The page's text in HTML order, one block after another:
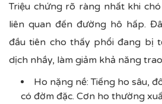
Triệu chứng rõ ràng nhất khi
liên quan đến đường hô hấp.
đầu tiên cho thấy phổi đang bị
dịch nhầy, làm giảm khả năng
Ho nặng nề: Tiếng ho sâu,
có đờm đặc. Cơn ho thường